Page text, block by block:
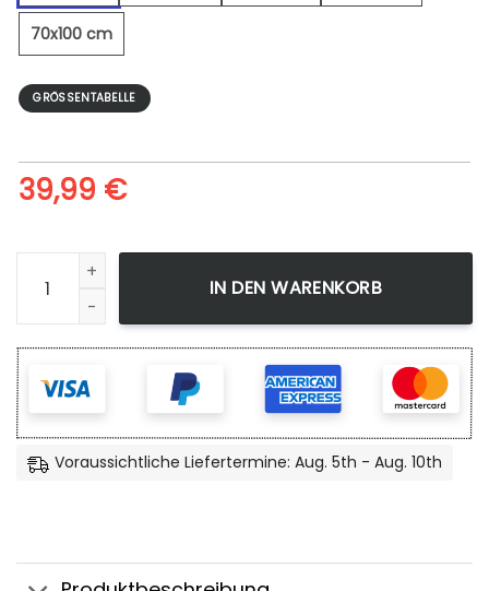
70x100 cm
GRÖSSENTABELLE
39,99 €
Arabisches Pferd 3 - Leinwandbild Menge
IN DEN WARENKORB
Voraussichtliche Liefertermine: Aug. 5th - Aug. 10th